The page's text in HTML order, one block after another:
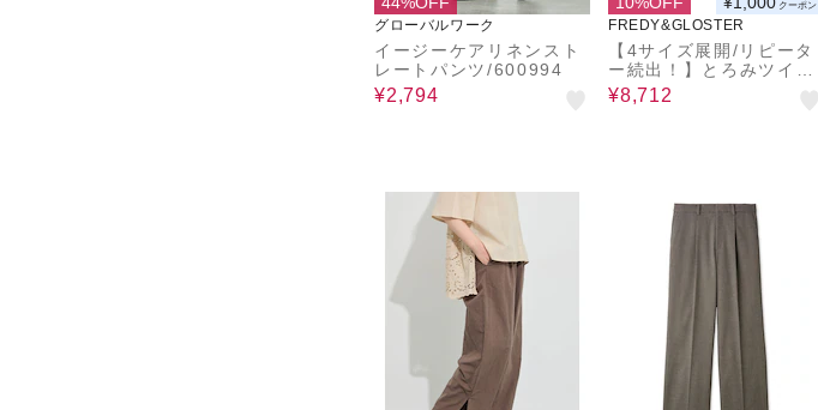
グローバルワーク
イージーケアリネンスト
レートパンツ/600994
¥2,794
クーポン
FREDY&GLOSTER
【4サイズ展開/リピータ
ー続出！】とろみツイル
ストレートイージーパン
ツ
¥8,712